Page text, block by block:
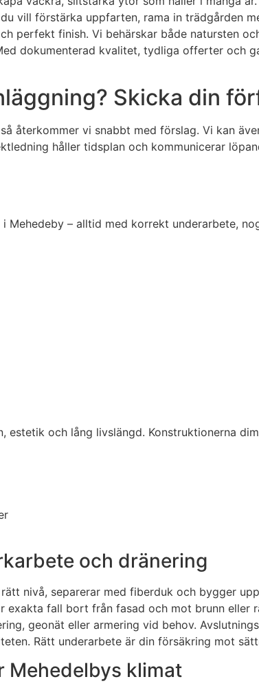
vill förstärka uppfarten, rama in trädgården
perfekt finish. Vi behärskar både natursten
dokumenterad kvalitet, tydliga offerter
Skicka din
återkommer vi snabbt med förslag. Vi kan
håller tidsplan och kommunicerar
Mehedeby – alltid med korrekt underarbete,
och lång livslängd. Konstruktionerna
och dränering
nivå, separerar med fiberduk och bygger
exakta fall bort från fasad och mot brunn
geonät eller armering vid behov.
Rätt underarbete är din försäkring mot
Mehedelbys klimat